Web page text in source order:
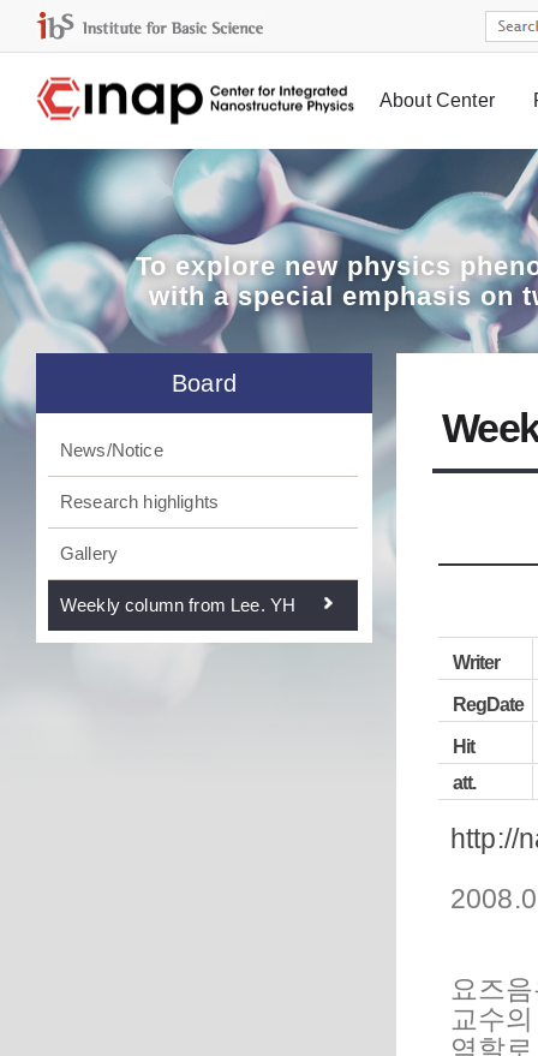
About Center
To explorenew physics
with a special emphasis on
Board
News/Notice
Research highlights
Gallery
Weekly column from Lee. YH
Writer
RegDate
Hit
att.
http://
요즈
교수
역할